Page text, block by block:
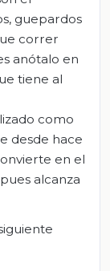
guepardos
correr
anótalo en
tiene al
como
desde hace
en el
alcanza